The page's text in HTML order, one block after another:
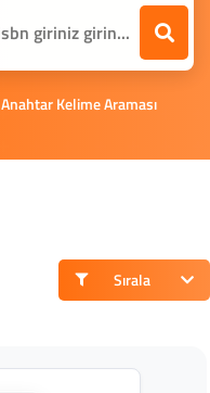
Anahtar Kelime Araması
Sırala